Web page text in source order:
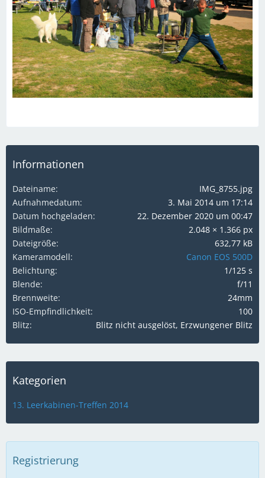
Informationen
Dateiname
IMG_8755.jpg
Aufnahmedatum
3. Mai 2014 um 17:14
Datum hochgeladen
22. Dezember 2020 um 00:47
Bildmaße
2.048 × 1.366 px
Dateigröße
632,77 kB
Kameramodell
Canon EOS 500D
Belichtung
1/125 s
Blende
f/11
Brennweite
24mm
ISO-Empfindlichkeit
100
Blitz
Blitz nicht ausgelöst, Erzwungener Blitz
Kategorien
13. Leerkabinen-Treffen 2014
Registrierung